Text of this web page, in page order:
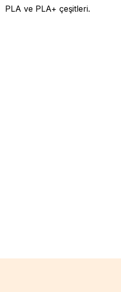
PLA ve PLA+ çeşitleri.